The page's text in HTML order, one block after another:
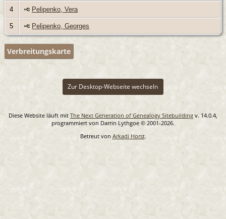
4 Pelipenko, Vera
5 Pelipenko, Georges
Verbreitungskarte
Zur Desktop-Webseite wechseln
Diese Website läuft mit The Next Generation of Genealogy Sitebuilding v. 14.0.4,
programmiert von Darrin Lythgoe © 2001-2026.
Betreut von Arkadi Horst.